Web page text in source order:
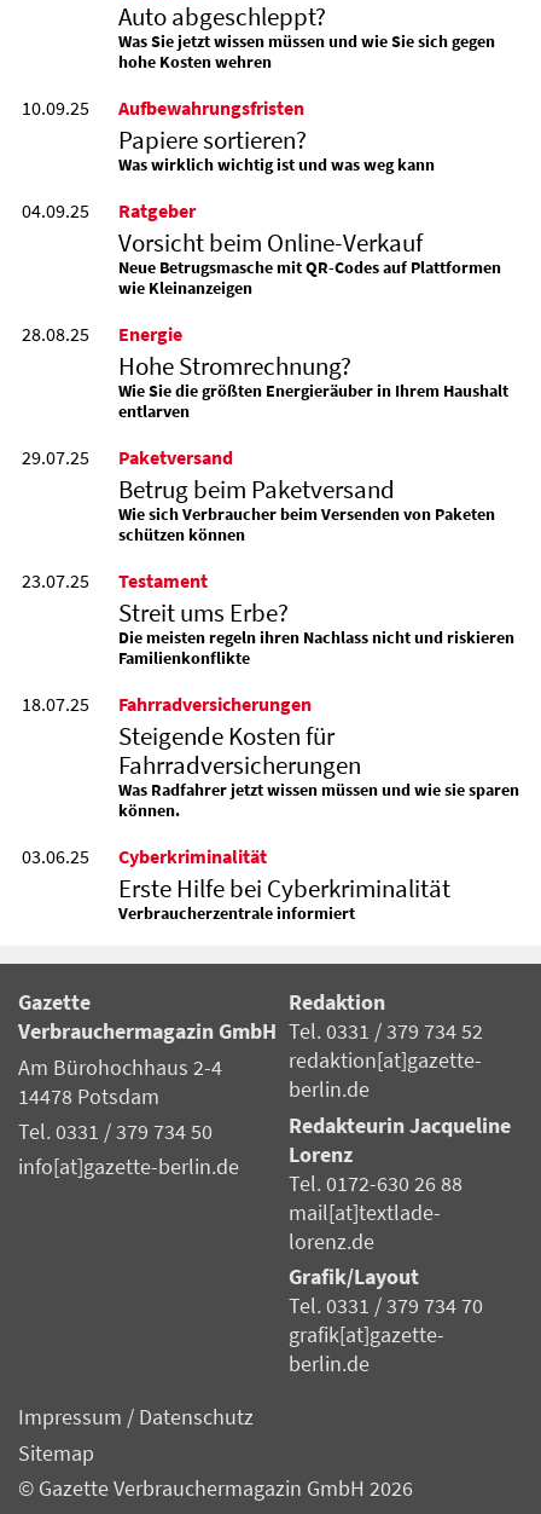
Auto abgeschleppt?
Was Sie jetzt wissen müssen und wie Sie sich gegen
hohe Kosten wehren
10.09.25 Aufbewahrungsfristen
Papiere sortieren?
Was wirklich wichtig ist und was weg kann
04.09.25 Ratgeber
Vorsicht beim Online-Verkauf
Neue Betrugsmasche mit QR-Codes auf Plattformen
wie Kleinanzeigen
28.08.25 Energie
Hohe Stromrechnung?
Wie Sie die größten Energieräuber in Ihrem Haushalt
entlarven
29.07.25 Paketversand
Betrug beim Paketversand
Wie sich Verbraucher beim Versenden von Paketen
schützen können
23.07.25 Testament
Streit ums Erbe?
Die meisten regeln ihren Nachlass nicht und riskieren
Familienkonflikte
18.07.25 Fahrradversicherungen
Steigende Kosten für
Fahrradversicherungen
Was Radfahrer jetzt wissen müssen und wie sie sparen
können.
03.06.25 Cyberkriminalität
Erste Hilfe bei Cyberkriminalität
Verbraucherzentrale informiert
Gazette
Verbrauchermagazin GmbH
Am Bürohochhaus 2-4
14478 Potsdam
Tel. 0331 / 379 734 50
info[at]gazette-berlin.de
Redaktion
Tel. 0331 / 379 734 52
redaktion[at]gazette-
berlin.de
Redakteurin Jacqueline
Lorenz
Tel. 0172-630 26 88
mail[at]textlade-
lorenz.de
Grafik/Layout
Tel. 0331 / 379 734 70
grafik[at]gazette-
berlin.de
Impressum / Datenschutz
Sitemap
© Gazette Verbrauchermagazin GmbH 2026